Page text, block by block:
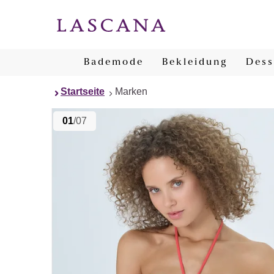
Bademode Bekleidung
Startseite Marken
01/07